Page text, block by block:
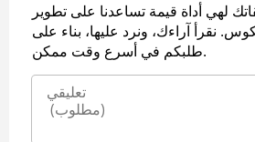
لهي أداة قيمة تساعدنا على تطوير
نقرأ آراءك، ونرد عليها، بناء على
طلبكم في أسرع وقت ممكن.